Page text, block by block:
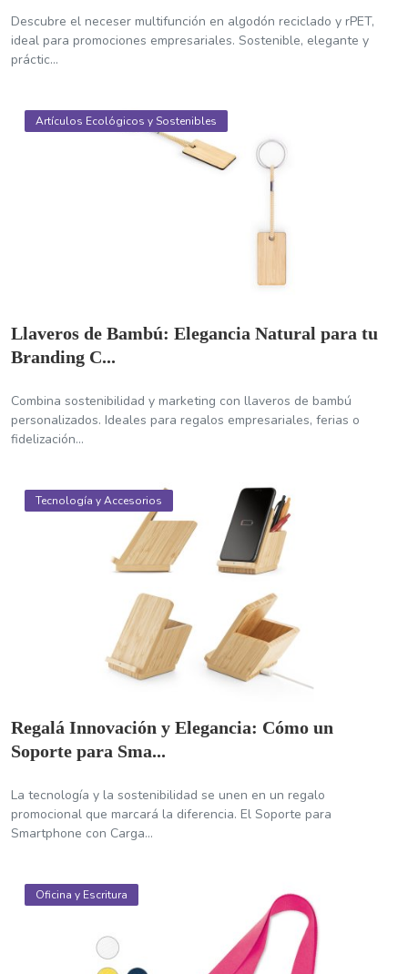
Descubre el neceser multifunción en algodón reciclado y rPET,
ideal para promociones empresariales. Sostenible, elegante y
práctic...
Artículos Ecológicos y Sostenibles
Llaveros de Bambú: Elegancia Natural para tu
Branding C...
Combina sostenibilidad y marketing con llaveros de bambú
personalizados. Ideales para regalos empresariales, ferias o
fidelización...
Tecnología y Accesorios
Regalá Innovación y Elegancia: Cómo un
Soporte para Sma...
La tecnología y la sostenibilidad se unen en un regalo
promocional que marcará la diferencia. El Soporte para
Smartphone con Carga...
Oficina y Escritura